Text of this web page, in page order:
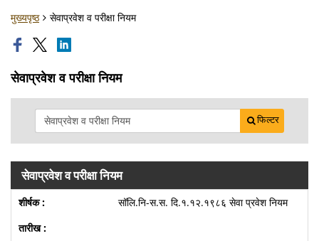
मुख्यपृष्ठ सेवाप्रवेश व परीक्षा नियम
सेवाप्रवेश व परीक्षा नियम
फिल्टर
सेवाप्रवेश व परीक्षा नियम
सॉलि.नि-स.स. दि.१.१२.१९८६ सेवा प्रवेश नियम